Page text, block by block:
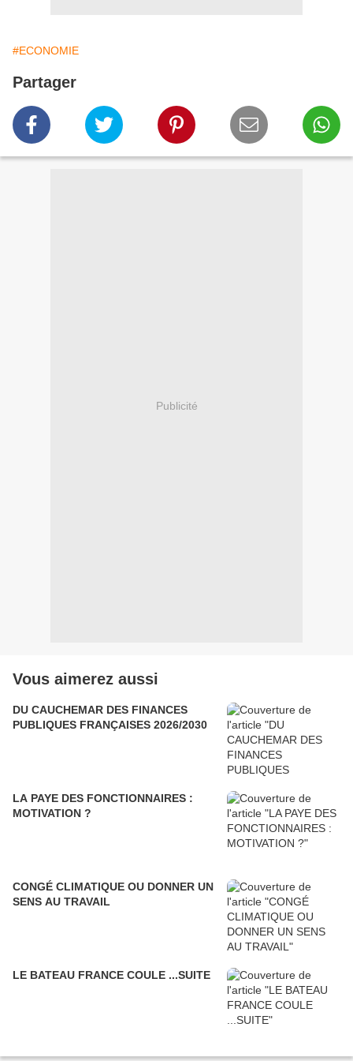
#ECONOMIE
Partager
Publicité
Vous aimerez aussi
DU CAUCHEMAR DES FINANCES
PUBLIQUES FRANÇAISES 2026/2030
LA PAYE DES FONCTIONNAIRES :
MOTIVATION ?
CONGÉ CLIMATIQUE OU DONNER UN
SENS AU TRAVAIL
LE BATEAU FRANCE COULE ...SUITE